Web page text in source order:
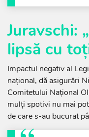
Juravschi:
lipsă cu
Impactul negativ al
național, dă asigurări
Comitetului Național
mulți spotivi nu mai
de care s-au bucurat